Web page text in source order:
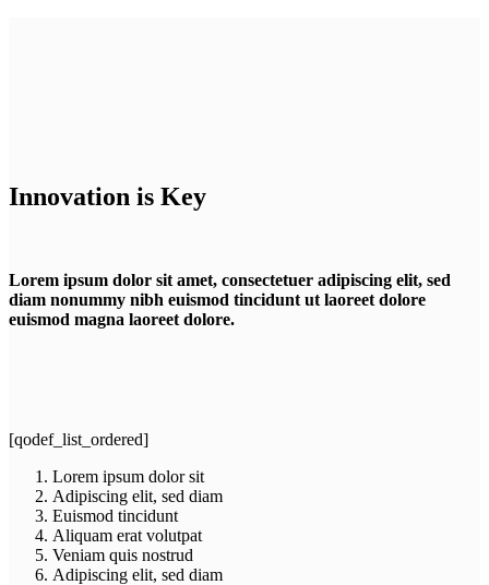
Innovation is Key
Lorem ipsum dolor sit amet, consectetuer adipiscing elit, sed
diam nonummy nibh euismod tincidunt ut laoreet dolore
euismod magna laoreet dolore.
[qodef_list_ordered]
Lorem ipsum dolor sit
Adipiscing elit, sed diam
Euismod tincidunt
Aliquam erat volutpat
Veniam quis nostrud
Adipiscing elit, sed diam